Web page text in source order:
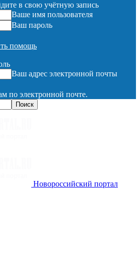
в свою учётную запись
Ваше имя пользователя
Ваш пароль
помощь
Ваш адрес электронной почты
по электронной почте.
Новороссийский портал